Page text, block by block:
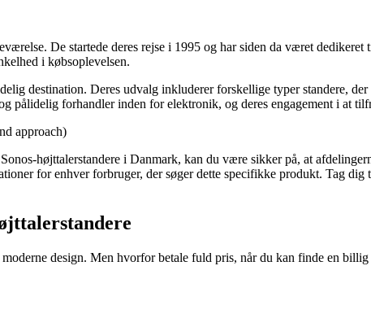
De startede deres rejse i 1995 og har siden da været
i købsoplevelsen.
destination. Deres udvalg inkluderer forskellige typer standere,
pålidelig forhandler inden for elektronik, og deres engagement i at
approach)
højttalerstandere i Danmark, kan du være sikker på, at
for enhver forbruger, der søger dette specifikke produkt. Tag
design. Men hvorfor betale fuld pris, når du kan finde en